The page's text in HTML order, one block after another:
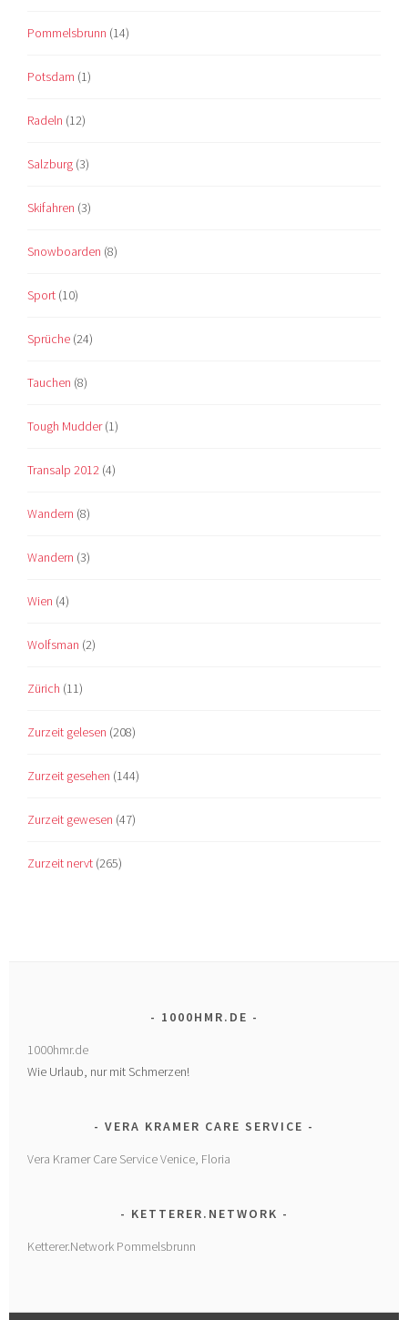
Pommelsbrunn (14)
Potsdam (1)
Radeln (12)
Salzburg (3)
Skifahren (3)
Snowboarden (8)
Sport (10)
Sprüche (24)
Tauchen (8)
Tough Mudder(1)
Transalp 2012 (4)
Wandern (8)
Wandern (3)
Wien (4)
Wolfsman (2)
Zürich (11)
Zurzeit gelesen (208)
Zurzeit gesehen (144)
Zurzeit gewesen (47)
Zurzeit nervt (265)
1000HMR.DE
1000hmr.de
Wie Urlaub, nur mit Schmerzen!
VERA KRAMER CARE SERVICE
Vera Kramer Care Service Venice, Floria
KETTERER.NETWORK
Ketterer.Network Pommelsbrunn